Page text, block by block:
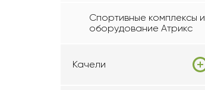
Спортивные комплексы и
оборудование Атрикс
Качели